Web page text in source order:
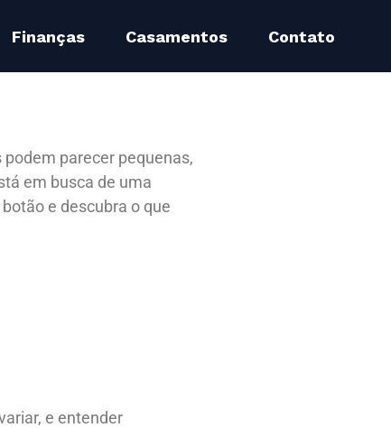
Finanças Casamentos Contato
parecer pequenas,
em busca de uma
e descubra o que
e entender